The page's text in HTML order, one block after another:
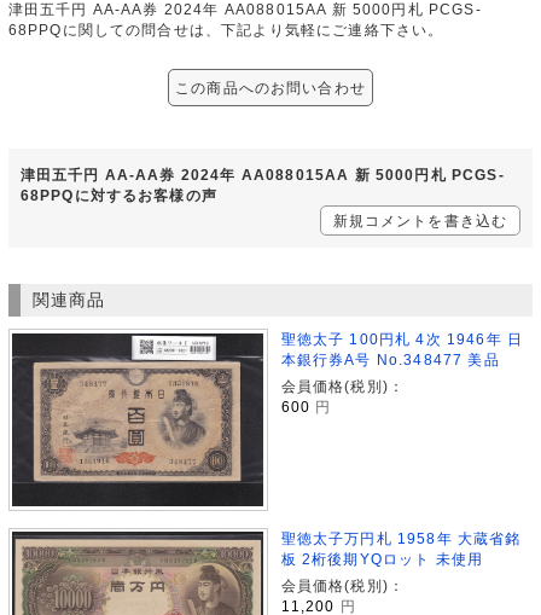
津田五千円 AA-AA券 2024年 AA088015AA 新 5000円札 PCGS-
68PPQに関しての問合せは、下記より気軽にご連絡下さい。
この商品へのお問い合わせ
津田五千円 AA-AA券 2024年 AA088015AA 新 5000円札 PCGS-
68PPQに対するお客様の声
新規コメントを書き込む
関連商品
聖徳太子 100円札 4次 1946年 日
本銀行券A号 No.348477 美品
会員価格(税別)：
600 円
聖徳太子万円札 1958年 大蔵省銘
板 2桁後期YQロット 未使用
会員価格(税別)：
11,200 円